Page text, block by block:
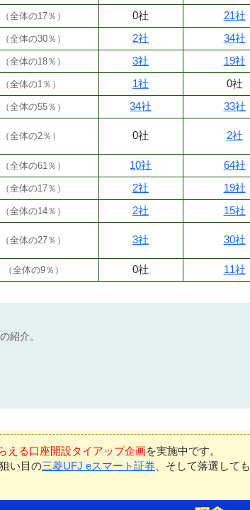
（全体の17％ ） 0社 21社
（全体の30％ ） 2社 34社
（全体の18％ ） 3社 19社
（全体の1％ ） 1社 0社
（全体の55％ ） 34社 33社
（全体の2％ ） 0社 2社
（全体の61％ ） 10社 64社
（全体の17％ ） 2社 19社
（全体の14％ ） 2社 15社
（全体の27％ ） 3社 30社
（全体の9％ ） 0社 11社
紹介。
える口座開設タイアップ企画を実施中です。
い目の三菱UFJ eスマート証券 、そして落選して